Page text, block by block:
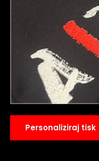
Personaliziraj tisk